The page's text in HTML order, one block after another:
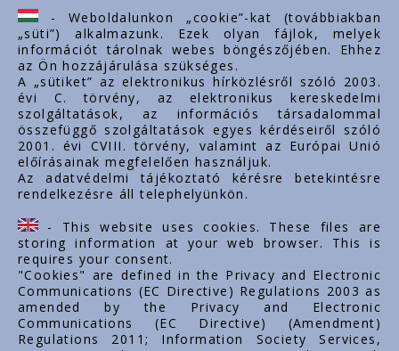
ertekesites@styron.hu
export@styron.hu
www.styron.hu
Important links
За нас
Документи
Контакт
Кариера
- Weboldalunkon „cookie”-kat (továbbiakban
„süti”) alkalmazunk. Ezek olyan fájlok, melyek
információt tárolnak webes böngészőjében. Ehhez
az Ön hozzájárulása szükséges.
A „sütiket” az elektronikus hírközlésről szóló 2003.
évi C. törvény, az elektronikus kereskedelmi
szolgáltatások, az információs társadalommal
összefüggő szolgáltatások egyes kérdéseiről szóló
2001. évi CVIII. törvény, valamint az Európai Unió
előírásainak megfelelően használjuk.
Az adatvédelmi tájékoztató kérésre betekintésre
rendelkezésre áll telephelyünkön.
- This website uses cookies. These files are
storing information at your web browser. This is
requires your consent.
"Cookies" are defined in the Privacy and Electronic
Communications (EC Directive) Regulations 2003 as
amended by the Privacy and Electronic
Communications (EC Directive) (Amendment)
Regulations 2011; Information Society Services,